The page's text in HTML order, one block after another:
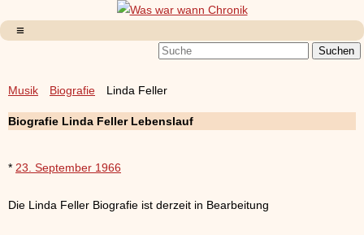
Musik Biografie Linda Feller
Biografie Linda Feller Lebenslauf
* 23. September 1966
Die Linda Feller Biografie ist derzeit in Bearbeitung